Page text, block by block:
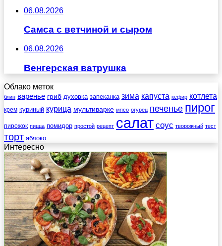
06.08.2026
Самса с ветчиной и сыром
06.08.2026
Венгерская ватрушка
Облако меток
блин варенье гриб духовка запеканка зима капуста кефир котлета
крем куриный курица мультиварке мясо огурец печенье пирог
пирожок пицца помидор простой рецепт салат соус творожный тест
торт яблоко
Интересно